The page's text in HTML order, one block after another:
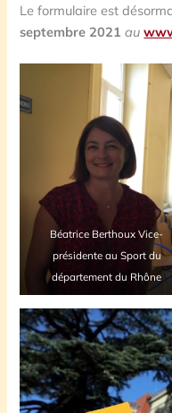
Le formulaire est
septembre 2021au
Béatrice Berthoux Vice-
présidente au Sport du
département du Rhône